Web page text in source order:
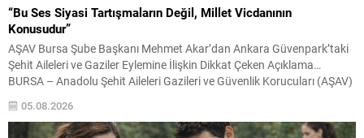
“Bu Ses Siyasi Tartışmaların Değil, Millet Vicdanının
Konusudur”
AŞAV Bursa Şube Başkanı Mehmet Akar’dan Ankara Güvenpark’taki
Şehit Aileleri ve Gaziler Eylemine İlişkin Dikkat Çeken Açıklama…
BURSA – Anadolu Şehit Aileleri Gazileri ve Güvenlik Korucuları (AŞAV)
günlerdir devam eden şehit aileleri ve gazilerin eylemlerine ilişkin
kapsamlı bir yazılı basın açıklaması yayımladı....
05.08.2026